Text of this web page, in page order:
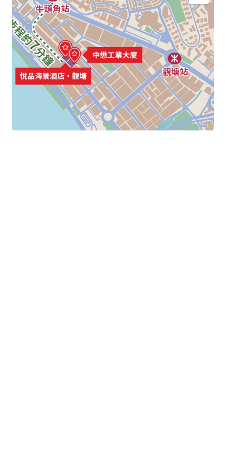
約7分鐘步程至港鐵牛頭角站
鄰近大型商場，周邊配套充足
位置優越，交通便利，適合投資或自用
位處九龍東CBD2，長遠極具重建價值